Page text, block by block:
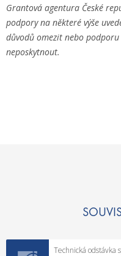
Grantová agentura České
podpory na některé výše
důvodů omezit nebo
neposkytnout.
Technická odstávka